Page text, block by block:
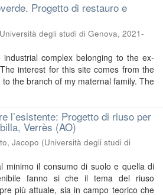
Progetto di restauro e
Università degli studi di Genova, 2021-
complex belonging to the ex-
interest for this site comes from the
the branch of my maternal family. The
l’esistente: Progetto di riuso per
Verrès (AO)
Jacopo (Università degli studi di
minimo il consumo di suolo e quella di
fanno si che il tema del riuso
più attuale, sia in campo teorico che